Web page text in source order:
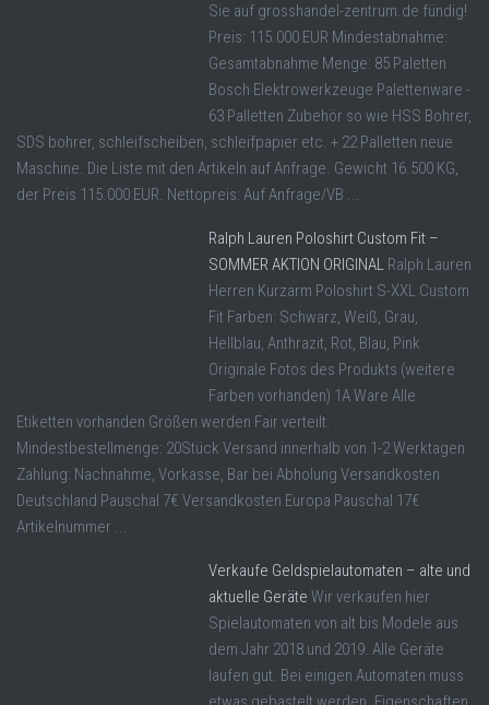
Sie auf grosshandel-zentrum.de fündig!
Preis: 115.000 EUR Mindestabnahme:
Gesamtabnahme Menge: 85 Paletten
Bosch Elektrowerkzeuge Palettenware -
63 Palletten Zubehör so wie HSS Bohrer,
SDS bohrer, schleifscheiben, schleifpapier etc. + 22 Palletten neue
Maschine. Die Liste mit den Artikeln auf Anfrage. Gewicht 16.500 KG,
der Preis 115.000 EUR. Nettopreis: Auf Anfrage/VB ...
Ralph Lauren Poloshirt Custom Fit –
SOMMER AKTION ORIGINAL Ralph Lauren
Herren Kurzarm Poloshirt S-XXL Custom
Fit Farben: Schwarz, Weiß, Grau,
Hellblau, Anthrazit, Rot, Blau, Pink
Originale Fotos des Produkts (weitere
Farben vorhanden) 1A Ware Alle
Etiketten vorhanden Größen werden Fair verteilt.
Mindestbestellmenge: 20Stück Versand innerhalb von 1-2 Werktagen
Zahlung: Nachnahme, Vorkasse, Bar bei Abholung Versandkosten
Deutschland Pauschal 7€ Versandkosten Europa Pauschal 17€
Artikelnummer ...
Verkaufe Geldspielautomaten – alte und
aktuelle Geräte Wir verkaufen hier
Spielautomaten von alt bis Modele aus
dem Jahr 2018 und 2019. Alle Geräte
laufen gut. Bei einigen Automaten muss